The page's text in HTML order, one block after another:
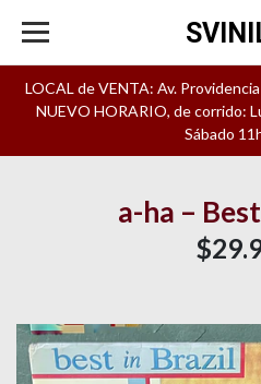
LOCAL de VENTA: Av.
NUEVO HORARIO, de corrido:
Sábado
a-ha –